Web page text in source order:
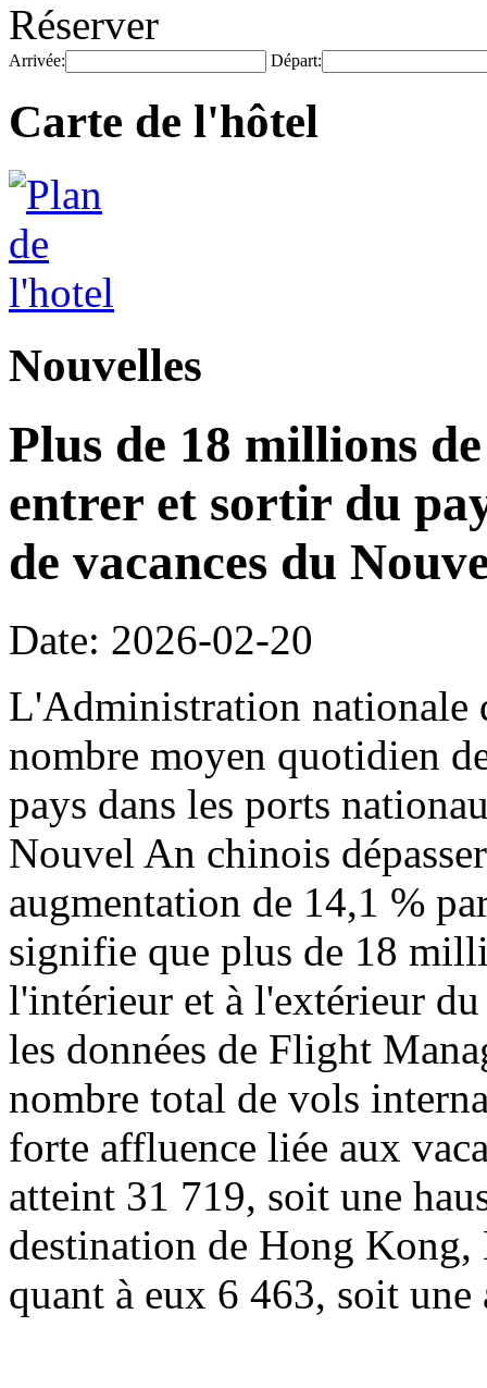
Réserver
Arrivée: Départ:
Carte de l'hôtel
Nouvelles
Plus de 18 millions
entrer et sortir du
de vacances du
Date: 2026-02-20
L'Administration nationale
nombre moyen quotidien
pays dans les ports
Nouvel An chinois
augmentation de 14,1 %
signifie que plus de 18
l'intérieur et à l'extérieur
les données de Flight
nombre total de vols
forte affluence liée aux
atteint 31 719, soit une
destination de Hong
quant à eux 6 463, soit